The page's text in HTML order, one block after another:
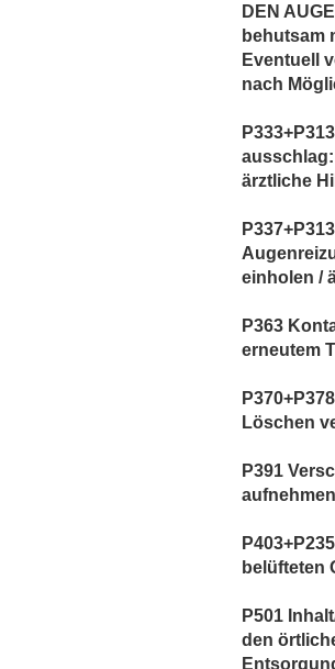
DEN
behutsam
Eventuell
nach
ärztliche
einholen /
P363
erneutem
Löschen
P391
belüfteten
P501
den